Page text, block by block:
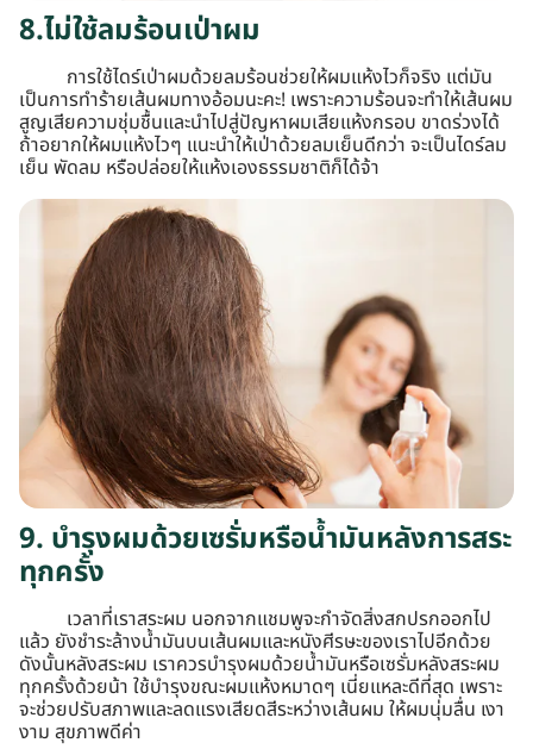
8.ไม่ใช้ลมร้อนเป่าผม
การใช้ไดร์เป่าผมด้วยลมร้อนช่วยให้ผมแห้งไวก็จริง แต่มัน
เป็นการทำร้ายเส้นผมทางอ้อมนะคะ! เพราะความร้อนจะทำให้เส้นผม
สูญเสียความชุ่มชื้นและนำไปสู่ปัญหาผมเสียแห้งกรอบ ขาดร่วงได้
ถ้าอยากให้ผมแห้งไวๆ แนะนำให้เป่าด้วยลมเย็นดีกว่า จะเป็นไดร์ลม
เย็น พัดลม หรือปล่อยให้แห้งเองธรรมชาติก็ได้จ้า
9. บำรุงผมด้วยเซรั่มหรือน้ำมันหลังการสระ
ทุกครั้ง
เวลาที่เราสระผม นอกจากแชมพูจะกำจัดสิ่งสกปรกออกไป
แล้ว ยังชำระล้างน้ำมันบนเส้นผมและหนังศีรษะของเราไปอีกด้วย
ดังนั้นหลังสระผม เราควรบำรุงผมด้วยน้ำมันหรือเซรั่มหลังสระผม
ทุกครั้งด้วยน้า ใช้บำรุงขณะผมแห้งหมาดๆ เนี่ยแหละดีที่สุด เพราะ
จะช่วยปรับสภาพและลดแรงเสียดสีระหว่างเส้นผม ให้ผมนุ่มลื่น เงา
งาม สุขภาพดีค่า